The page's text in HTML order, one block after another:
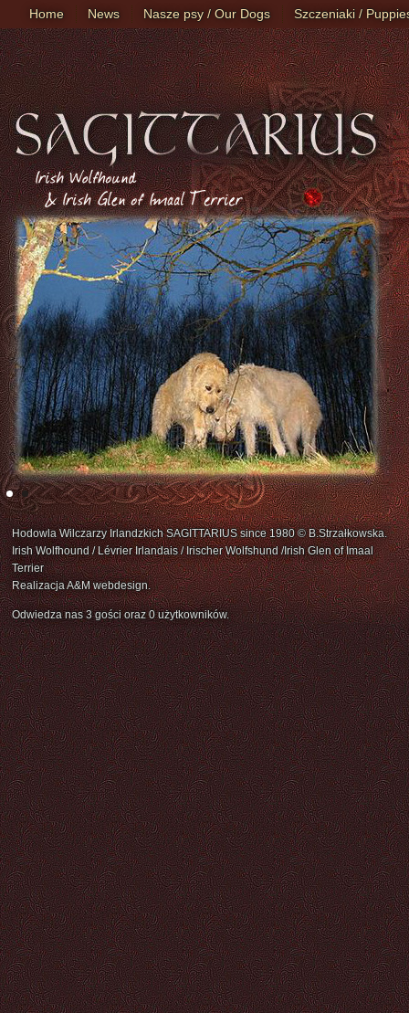
Home News Nasze psy / Our Dogs Szczeniaki /
Hodowla Wilczarzy Irlandzkich SAGITTARIUS since 1980 © B.Strzałkowska.
Irish Wolfhound / Lévrier Irlandais / Irischer Wolfshund /Irish Glen of Imaal
Terrier
Realizacja A&M webdesign.
Odwiedza nas 3 gości oraz 0 użytkowników.